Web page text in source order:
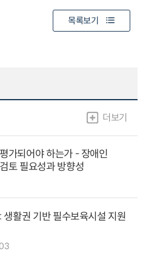
목록보기
더보기
가되어야 하는가 - 장애인
토 필요성과 방향성
활권 기반 필수보육시설 지원